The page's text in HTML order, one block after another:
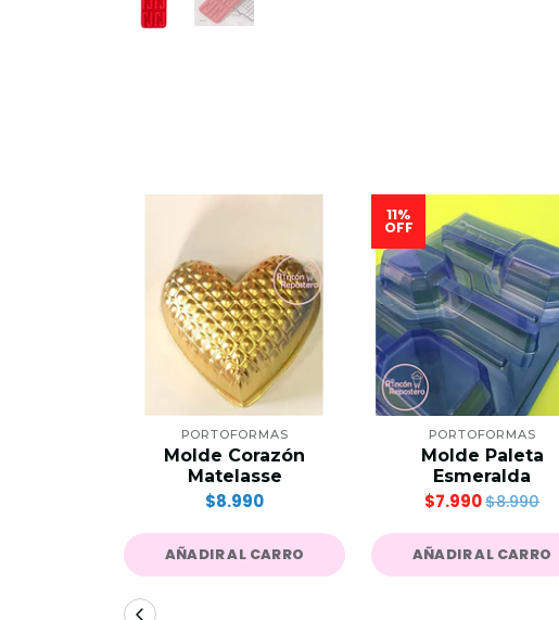
PORTOFORMAS
Molde Corazón
Matelasse
$8.990
AÑADIR AL CARRO
11%
OFF
PORTOFORMAS
Molde Paleta
Esmeralda
$7.990$8.990
AÑADIR AL CARRO